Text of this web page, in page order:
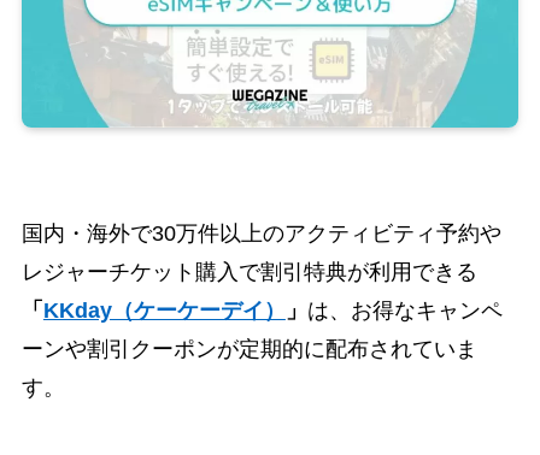
国内・海外で30万件以上のアクティビティ予約や
レジャーチケット購入で割引特典が利用できる
「 KKday（ケーケーデイ） 」 は、お得なキャンペ
ーンや割引クーポンが定期的に配布されていま
す。